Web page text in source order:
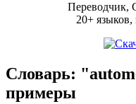
Переводчик,
20+
Словарь:
примеры